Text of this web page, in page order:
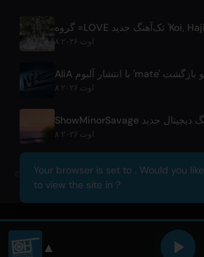
۸ اوت ۲۰۲۶
۸ اوت ۲۰۲۶
۸ اوت ۲۰۲۶
© 2026 OnlyHit. All rights reserved. -
▲
Your browser is set to . Would you like
to view the site in ?